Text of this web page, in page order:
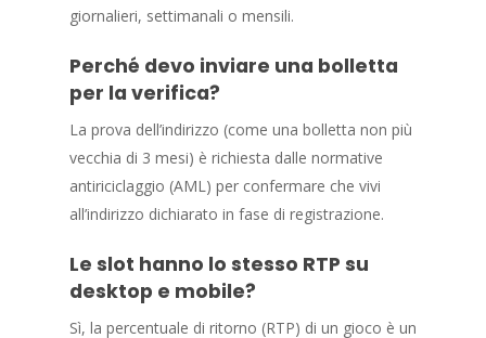
giornalieri, settimanali o mensili.
Perché devo inviare una bolletta
per la verifica?
La prova dell’indirizzo (come una bolletta non più
vecchia di 3 mesi) è richiesta dalle normative
antiriciclaggio (AML) per confermare che vivi
all’indirizzo dichiarato in fase di registrazione.
Le slot hanno lo stesso RTP su
desktop e mobile?
Sì, la percentuale di ritorno (RTP) di un gioco è un